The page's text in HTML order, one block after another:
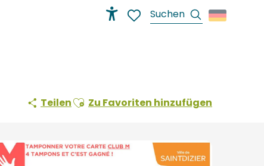
Suche
TeilenAjouter aux favoris
Zu Favoriten hinzufügen